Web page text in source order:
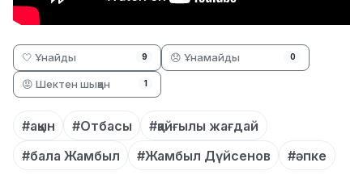
🤍 Ұнайды 9 😞 Ұнамайды 0
😡 Шектен шыққан 1
#ақын #Отбасы
#қайғылы жағдай
#бала Жамбыл
#Жамбыл Дүйсенов #әпке